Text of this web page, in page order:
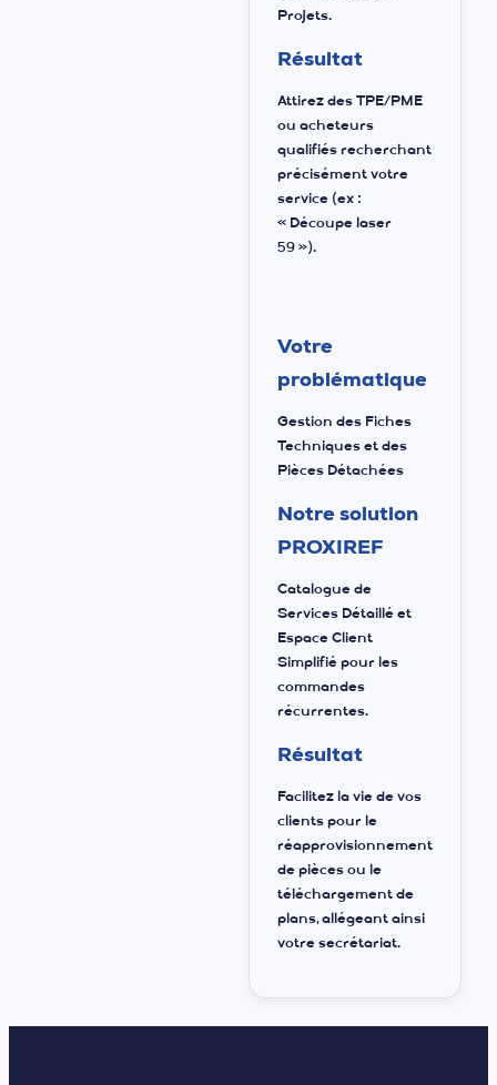
Projets.
Résultat
Attirez des TPE/PME
ou acheteurs
qualifiés recherchant
précisément votre
service (ex :
« Découpe laser
59 »).
Votre
problématique
Gestion des Fiches
Techniques et des
Pièces Détachées
Notre solution
PROXIREF
Catalogue de
Services Détaillé et
Espace Client
Simplifié pour les
commandes
récurrentes.
Résultat
Facilitez la vie de vos
clients pour le
réapprovisionnement
de pièces ou le
téléchargement de
plans, allégeant ainsi
votre secrétariat.